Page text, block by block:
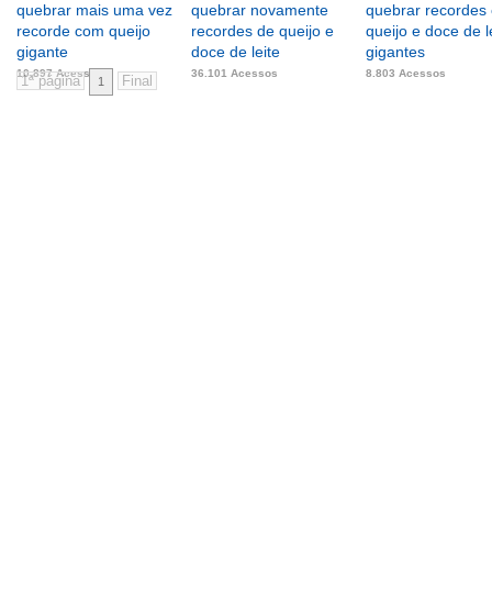
quebrar mais uma vez
recorde com queijo
gigante
10.897 Acessos
quebrar novamente
recordes de queijo e
doce de leite
36.101 Acessos
quebrar recordes
queijo e doce de
gigantes
8.803 Acessos
1